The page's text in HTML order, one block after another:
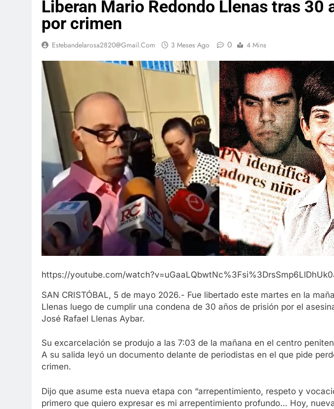
Liberan Mario Redondo Llenas tras 30
por crimen
Estebandelarosa2820@gmail.com 3 Meses Ago 0 4 Mins
https://youtube.com/
SAN CRISTÓBAL, 5 de mayo 2026.- Fue libertado este martes en la
Llenas luego de cumplir una condena de 30 años de prisión por el
José Rafael Llenas Aybar.
Su excarcelación se produjo a las 7:03 de la mañana en el centro
A su salida leyó un documento delante de periodistas en el que pide
crimen.
Dijo que asume esta nueva etapa con “arrepentimiento, respeto y
primero que quiero expresar es mi arrepentimiento profundo… Hoy,